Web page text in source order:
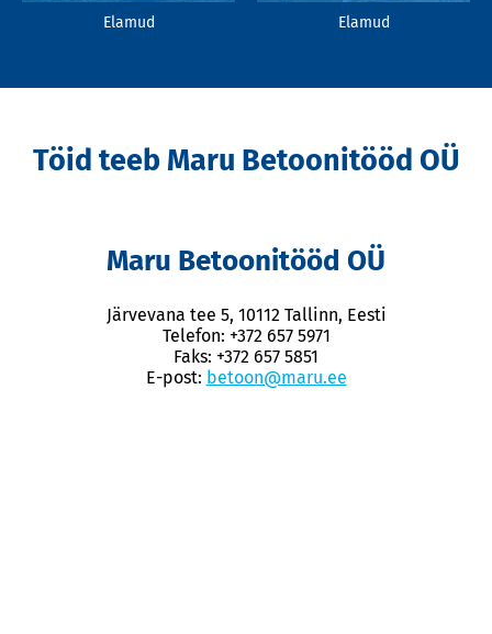
Elamud Elamud
Töid teeb Maru Betoonitööd OÜ
Maru Betoonitööd OÜ
Järvevana tee 5, 10112 Tallinn, Eesti
Telefon: +372 657 5971
Faks: +372 657 5851
E-post: betoon@maru.ee